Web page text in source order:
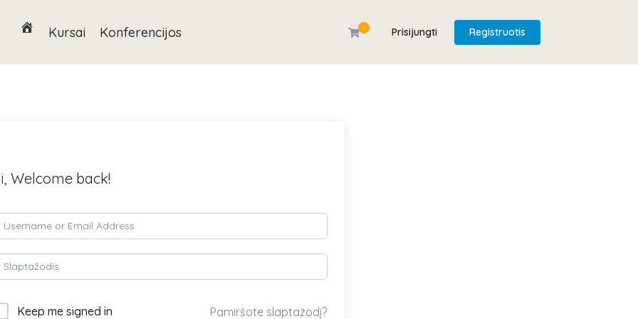
Kursai Konferencijos 0 Prisijungti Registruotis
Welcome back!
Keep me signed in Pamiršote slaptažodį?